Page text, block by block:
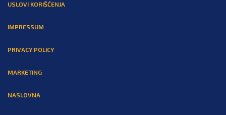
USLOVI KORIŠĆENJA
IMPRESSUM
PRIVACY POLICY
MARKETING
NASLOVNA